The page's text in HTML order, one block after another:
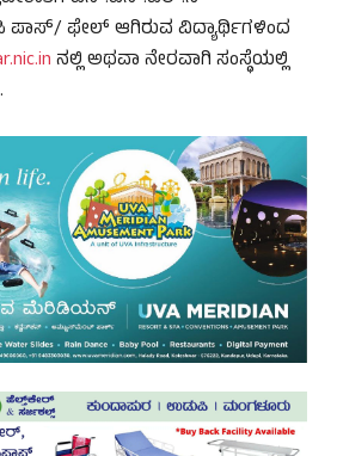
ಪಾಸ್/ ಫೇಲ್ ಆಗಿರುವ ವಿದ್ಯಾರ್ಥಿಗಳಿಂದ
ನಲ್ಲಿ ಅಥವಾ ನೇರವಾಗಿ ಸಂಸ್ಥೆಯಲ್ಲಿ